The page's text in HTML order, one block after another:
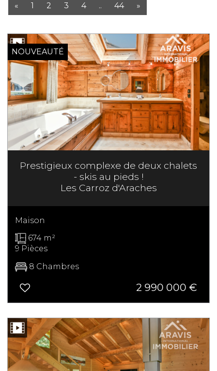
« 1 2 3 4 .. 44 »
NOUVEAUTÉ
Prestigieux complexe de deux chalets
- skis au pieds !
Les Carroz d'Araches
Maison
674 m²
9 Pièces
8 Chambres
2 990 000 €